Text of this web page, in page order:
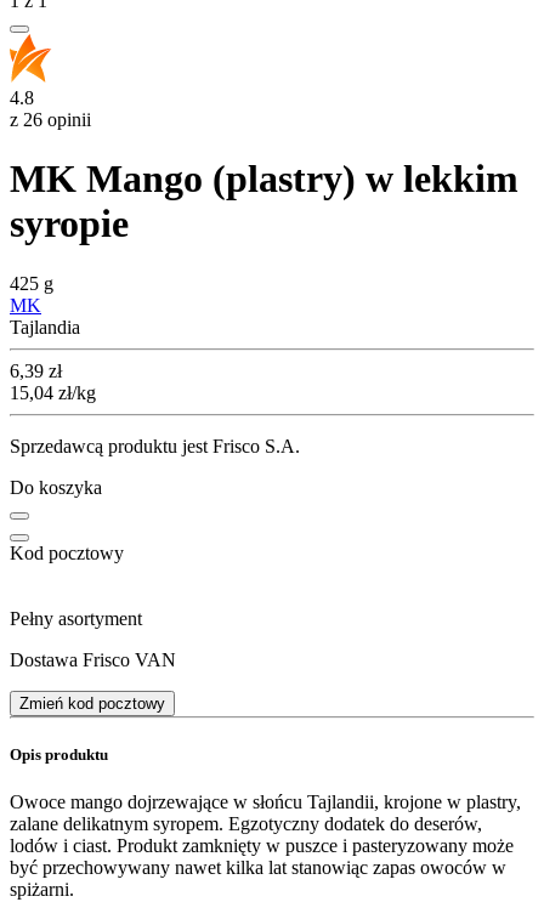
4.8
z 26 opinii
MK Mango (plastry) w lekkim
syropie
425 g
MK
Tajlandia
Cena
6,39 zł
15,04 zł/kg
Sprzedawcą produktu jest Frisco S.A.
Do koszyka
Kod pocztowy
Pełny asortyment
Dostawa Frisco VAN
Zmień kod pocztowy
Opis produktu
Owoce mango dojrzewające w słońcu Tajlandii, krojone w plastry,
zalane delikatnym syropem. Egzotyczny dodatek do deserów,
lodów i ciast. Produkt zamknięty w puszce i pasteryzowany może
być przechowywany nawet kilka lat stanowiąc zapas owoców w
spiżarni.